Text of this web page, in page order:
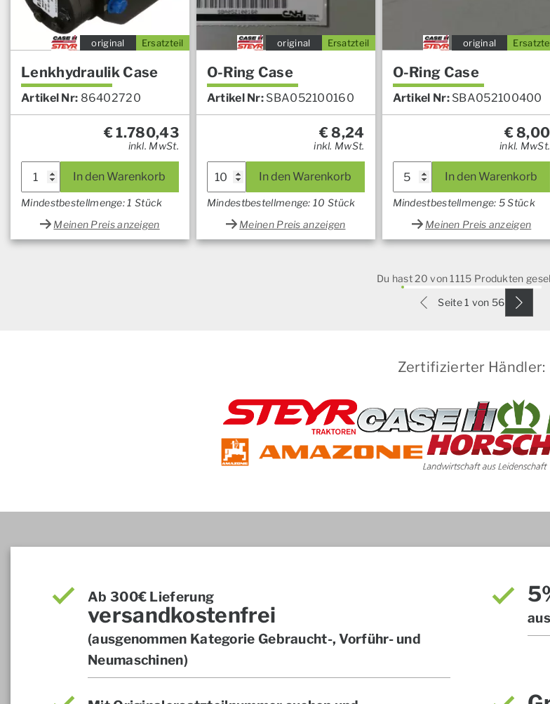
Ersatzteil
original
Lenkhydraulik Case
Artikel Nr: 86402720
€1.780,43
inkl. MwSt.
In den Warenkorb
Mindestbestellmenge: 1 Stück
Meinen Preis anzeigen
Ersatzteil
original
O-Ring Case
Artikel Nr: SBA052100160
€8,24
inkl. MwSt.
In den Warenkorb
Mindestbestellmenge: 10 Stück
Meinen Preis anzeigen
original
O-Ring Case
Artikel Nr: SBA052100400
€8,00
inkl. MwSt.
In den Warenkorb
Mindestbestellmenge: 5 Stück
Meinen Preis anzeigen
Du hast 20 von 1115 Produkten
Seite 1 von 56
Zertifizierter Händler:
Ab 300€ Lieferung
versandkostenfrei
(ausgenommen Kategorie Gebraucht-, Vorführ- und
Neumaschinen)